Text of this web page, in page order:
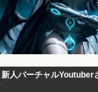
新人バーチャルYoutuber